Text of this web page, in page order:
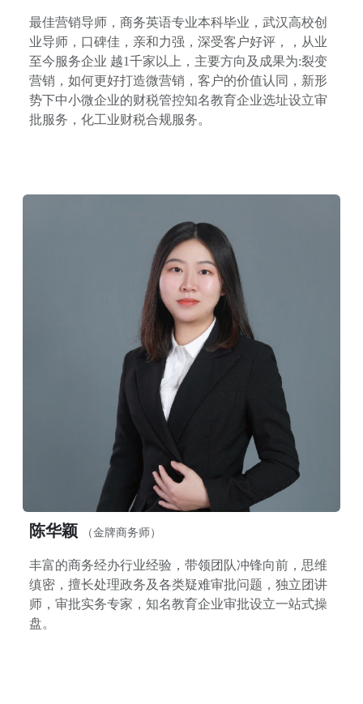
最佳营销导师，商务英语专业本科毕业，武汉高校创
业导师，口碑佳，亲和力强，深受客户好评，，从业
至今服务企业 越1千家以上，主要方向及成果为:裂变
营销，如何更好打造微营销，客户的价值认同，新形
势下中小微企业的财税管控知名教育企业选址设立审
批服务，化工业财税合规服务。
陈华颖 （金牌商务师）
丰富的商务经办行业经验，带领团队冲锋向前，思维
缜密，擅长处理政务及各类疑难审批问题，独立团讲
师，审批实务专家，知名教育企业审批设立一站式操
盘。